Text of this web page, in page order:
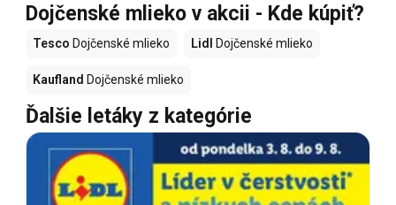
Dojčenské mlieko v akcii - Kde kúpiť?
Tesco Dojčenské mlieko Lidl Dojčenské mlieko
Kaufland Dojčenské mlieko
Ďalšie letáky z kategórie